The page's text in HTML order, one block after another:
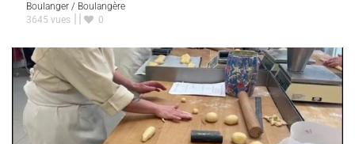
Boulanger / Boulangère
3645 vues
0